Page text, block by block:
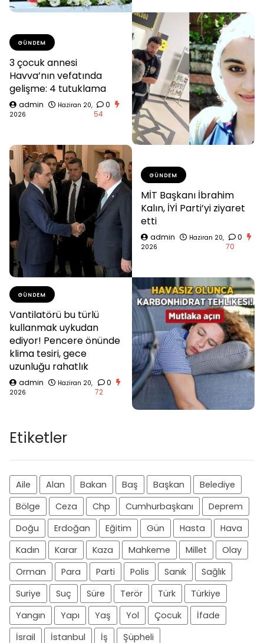
GÜNDEM
3 çocuk annesi
Havva’nın vefatında
gelişme: 4 tutuklama
admin
Haziran 20,
2026
0
54
GÜNDEM
MİT Başkanı İbrahim
Kalın, İYİ Parti’yi ziyaret
etti
admin
Haziran 20,
2026
0
70
GÜNDEM
Vantilatörü bu türlü
kullanmak uykudan
ediyor! Pencere önünde
klima tesiri, gece
uzunluğu rahatlık
admin
Haziran 20,
2026
0
72
Etiketler
Aile Alan Bakan Baş Başkan
Belediye
Bölge
Ceza Chp Cumhurbaşkanı
Deprem
Doğu
Erdoğan Eğitim Gün Hasta
Hava
Kadın
Karar Kaza Mahkeme Millet
Olay
Orman
Para Parti Polis Sanık
Sağlık
Suriye
Suç Süre Terör Türk
Türkiye
Yangın
Yapı Yaş Yol Çocuk
İfade
İsrail
İstanbul İş Şüpheli